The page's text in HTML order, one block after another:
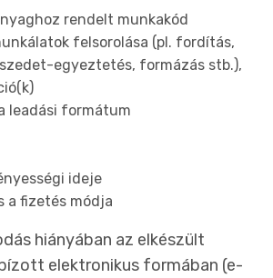
rendelt munkakód
felsorolása (pl. fordítás,
egyeztetés, formázás stb.),
leadási formátum
ideje
a fizetés módja
hiányában az elkészült
elektronikus formában (e-